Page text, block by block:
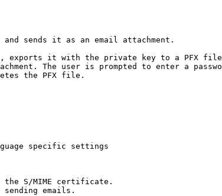
sends it as an email attachment.
exports it with the private key to a PFX
The user is prompted to enter a
the PFX file.
specific settings
S/MIME certificate.
sending emails.